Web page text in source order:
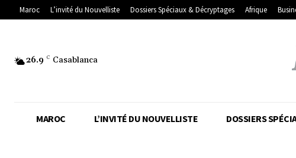
Maroc L’invité du Nouvelliste Dossiers Spéciaux & Décryptages Afrique
26.9 C Casablanca
MAROC L’INVITÉ DU NOUVELLISTE DOSSIERS